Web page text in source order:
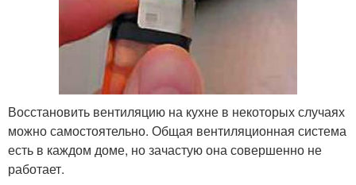
Восстановить вентиляцию на кухне в некоторых случаях
можно самостоятельно. Общая вентиляционная система
есть в каждом доме, но зачастую она совершенно не
работает.